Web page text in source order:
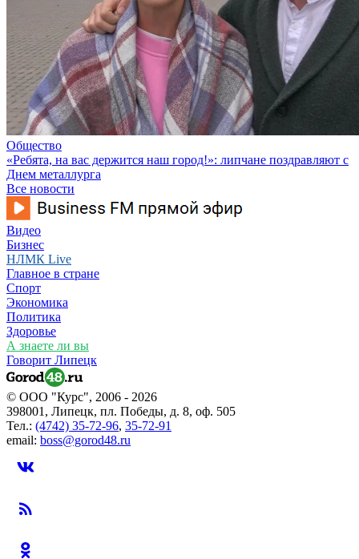
Общество
«Ребята, на вас держится наш город!»: липчане поздравляют с
Днем металлурга
Все новости
Видео
Бизнес
НЛМК Live
Главное в стране
Спорт
Экономика
Политика
Здоровье
А знаете ли вы
Говорит Липецк
© ООО "Курс", 2006 - 2026
398001, Липецк, пл. Победы, д. 8, оф. 505
Тел.: (4742) 35-72-96, 35-72-91
email: boss@gorod48.ru